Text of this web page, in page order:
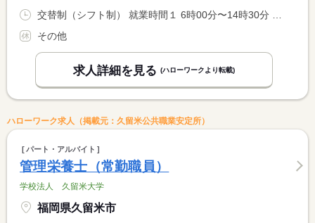
その他
求人詳細を見る (ハローワークより転載)
ハローワーク求人（掲載元：久留米公共職業安定所）
パート・アルバイト
管理栄養士（常勤職員）
学校法人 久留米大学
福岡県久留米市